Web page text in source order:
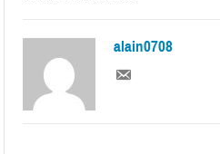
alain0708